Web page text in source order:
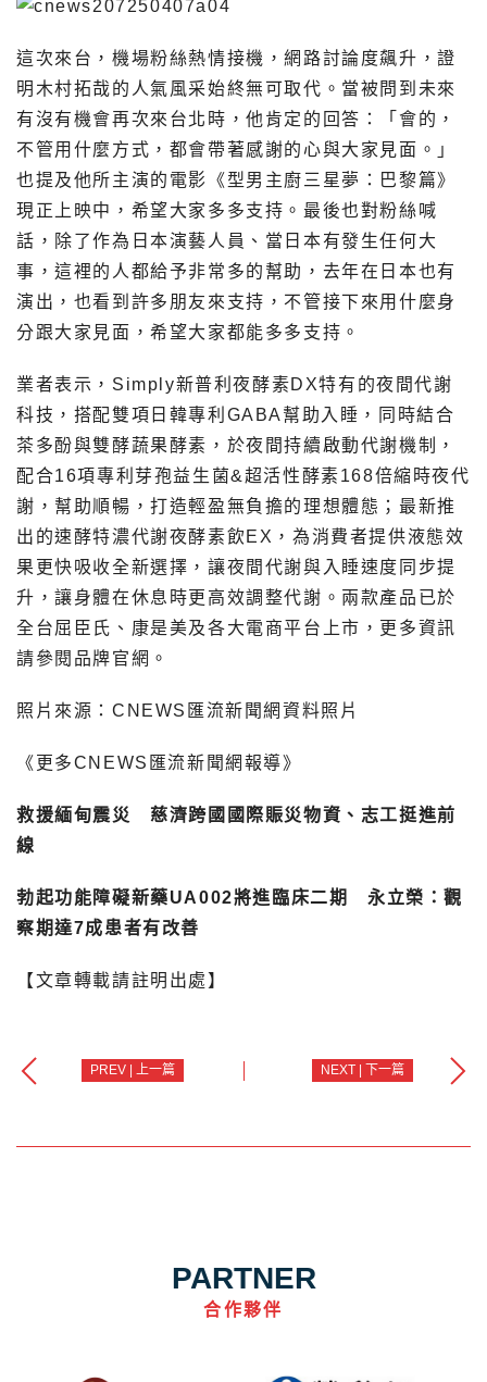
這次來台，機場粉絲熱情接機，網路討論度飆升，證
明木村拓哉的人氣風采始終無可取代。當被問到未來
有沒有機會再次來台北時，他肯定的回答：「會的，
不管用什麼方式，都會帶著感謝的心與大家見面。」
也提及他所主演的電影《型男主廚三星夢：巴黎篇》
現正上映中，希望大家多多支持。最後也對粉絲喊
話，除了作為日本演藝人員、當日本有發生任何大
事，這裡的人都給予非常多的幫助，去年在日本也有
演出，也看到許多朋友來支持，不管接下來用什麼身
分跟大家見面，希望大家都能多多支持。
業者表示，Simply新普利夜酵素DX特有的夜間代謝
科技，搭配雙項日韓專利GABA幫助入睡，同時結合
茶多酚與雙酵蔬果酵素，於夜間持續啟動代謝機制，
配合16項專利芽孢益生菌&超活性酵素168倍縮時夜代
謝，幫助順暢，打造輕盈無負擔的理想體態；最新推
出的速酵特濃代謝夜酵素飲EX，為消費者提供液態效
果更快吸收全新選擇，讓夜間代謝與入睡速度同步提
升，讓身體在休息時更高效調整代謝。兩款產品已於
全台屈臣氏、康是美及各大電商平台上市，更多資訊
請參閱品牌官網。
照片來源：CNEWS匯流新聞網資料照片
《更多CNEWS匯流新聞網報導》
救援緬甸震災 慈濟跨國國際賑災物資、志工挺進前
線
勃起功能障礙新藥UA002將進臨床二期 永立榮：觀
察期達7成患者有改善
【文章轉載請註明出處】
PREV | 上一篇 NEXT | 下一篇
PARTNER
合作夥伴